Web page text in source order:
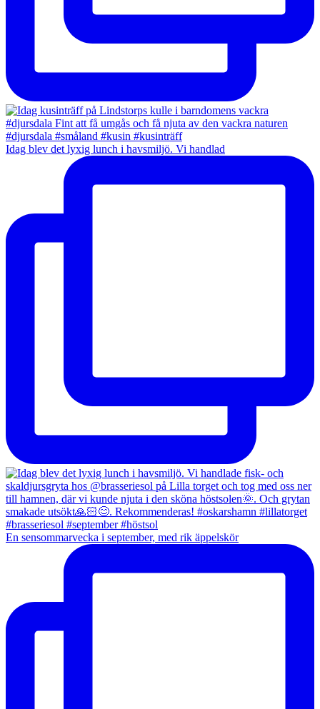
Idag blev det lyxig lunch i havsmiljö. Vi handlad
En sensommarvecka i september, med rik äppelskör